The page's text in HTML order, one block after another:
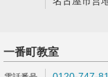
一番町教室